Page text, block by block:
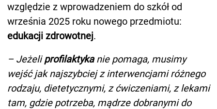
względzie z wprowadzeniem do szkół od
września 2025 roku nowego przedmiotu:
edukacji zdrowotnej.
– Jeżeliprofilaktykanie pomaga, musimy
wejść jak najszybciej z interwencjami różnego
rodzaju, dietetycznymi, z ćwiczeniami, z lekami
tam, gdzie potrzeba, mądrze dobranymi do